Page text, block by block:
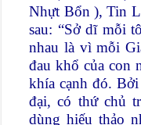
Nhựt Bổn ), Tin
sau: “Sở dĩ mỗi
nhau là vì mỗi
đau khổ của con
khía cạnh đó.
đại, có thứ chủ
dùng hiếu thảo